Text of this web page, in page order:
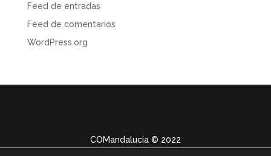
Feed de entradas
Feed de comentarios
WordPress.org
COMandalucia © 2022